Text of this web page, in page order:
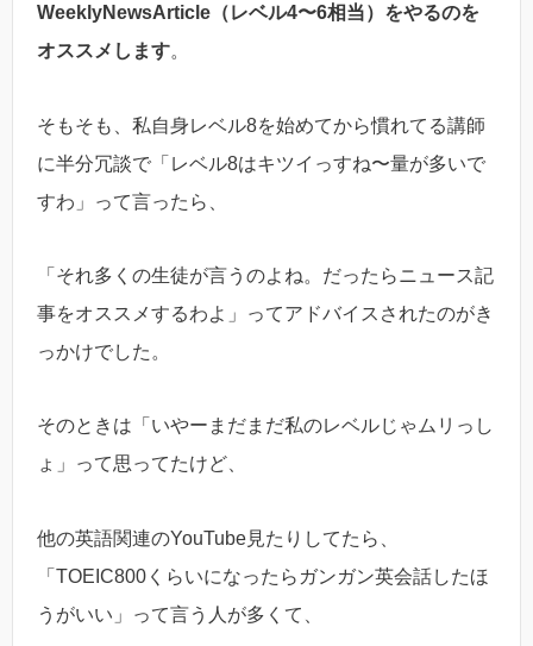
WeeklyNewsArticle（レベル4〜6相当）をやるのを
オススメします。
そもそも、私自身レベル8を始めてから慣れてる講師
に半分冗談で「レベル8はキツイっすね〜量が多いで
すわ」って言ったら、
「それ多くの生徒が言うのよね。だったらニュース記
事をオススメするわよ」ってアドバイスされたのがき
っかけでした。
そのときは「いやーまだまだ私のレベルじゃムリっし
ょ」って思ってたけど、
他の英語関連のYouTube見たりしてたら、
「TOEIC800くらいになったらガンガン英会話したほ
うがいい」って言う人が多くて、